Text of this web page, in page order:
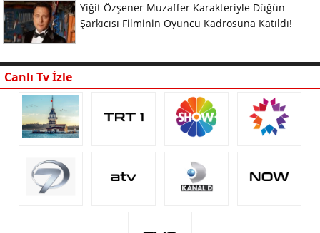
Yiğit Özşener Muzaffer Karakteriyle Düğün
Şarkıcısı Filminin Oyuncu Kadrosuna Katıldı!
Canlı Tv İzle